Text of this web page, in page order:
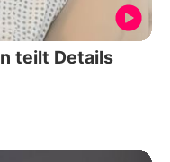
teilt Details